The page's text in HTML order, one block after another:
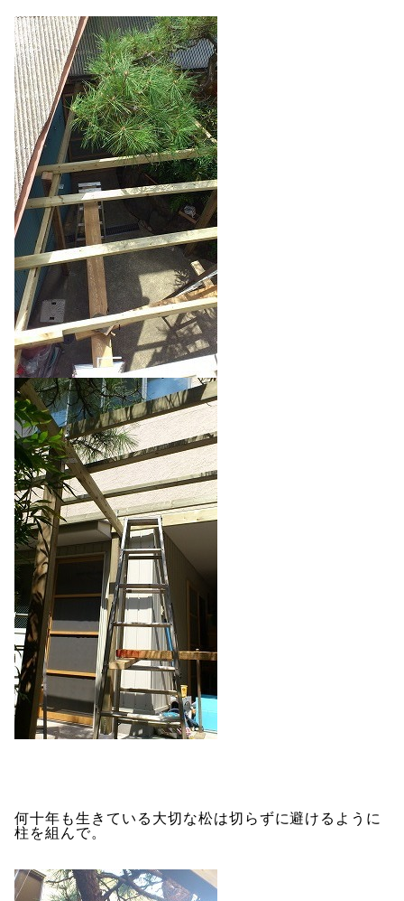
何十年も生きている大切な松は切らずに避けるように
柱を組んで。